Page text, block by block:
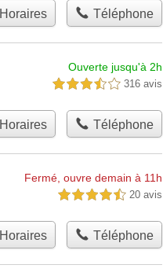
Horaires Téléphone
Ouverte jusqu'à 2h
3,5 étoiles sur 5 316 avis
Horaires Téléphone
Fermé, ouvre demain à 11h
4,5 étoiles sur 5 20 avis
Horaires Téléphone